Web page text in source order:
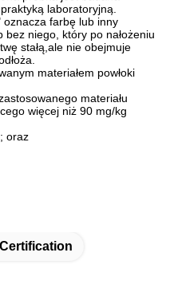
laboratoryjną.
oznacza farbę lub inny
bez niego, który po nałożeniu
stałą,ale nie obejmuje
materiałem powłoki
materiału
więcej niż 90 mg/kg
oraz